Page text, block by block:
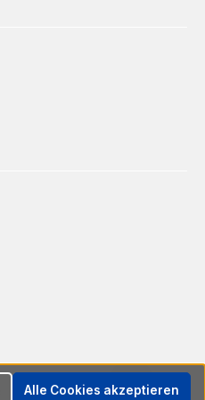
Alle Cookies akzeptieren